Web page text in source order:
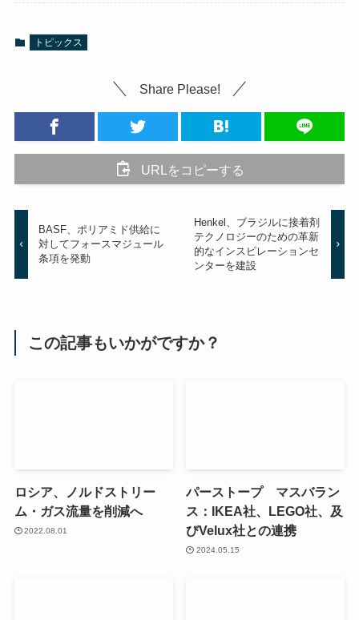
トピックス
Share Please!
URLをコピーする
BASF、ポリアミド供給に
対してフォースマジュール
条項を発動
Henkel、ブラジルに接着剤
テクノロジーのための革新
的なインスピレーションセ
ンターを建設
この記事もいかがですか？
ロシア、ノルドストリー
ム・ガス流量を削減へ
2022.08.01
パーストープ マスバラン
ス：IKEA社、LEGO社、及
びVelux社との連携
2024.05.15